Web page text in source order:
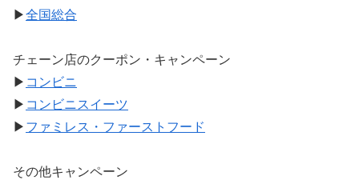
▶全国総合
チェーン店のクーポン・キャンペーン
▶ コンビニ
▶ コンビニスイーツ
▶ ファミレス・ファーストフード
その他キャンペーン